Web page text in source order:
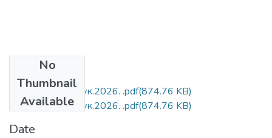
No
Thumbnail
Available
БР.073.Базильчук.2026. .pdf(874.76 KB)
БР.073.Базильчук.2026. .pdf(874.76 KB)
Date